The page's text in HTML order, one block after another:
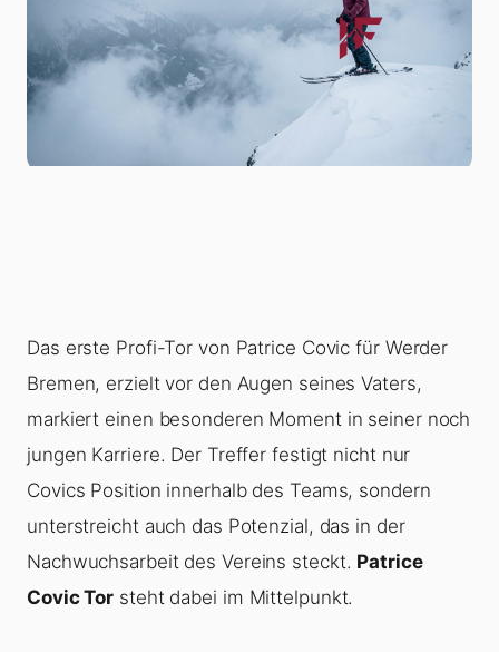
Das erste Profi-Tor von Patrice Covic für Werder
Bremen, erzielt vor den Augen seines Vaters,
markiert einen besonderen Moment in seiner noch
jungen Karriere. Der Treffer festigt nicht nur
Covics Position innerhalb des Teams, sondern
unterstreicht auch das Potenzial, das in der
Nachwuchsarbeit des Vereins steckt. Patrice
Covic Tor steht dabei im Mittelpunkt.